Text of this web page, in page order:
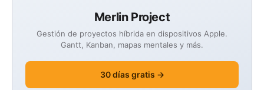
Merlin Project
Gestión de proyectos híbrida en dispositivos Apple.
Gantt, Kanban, mapas mentales y más.
30 días gratis →